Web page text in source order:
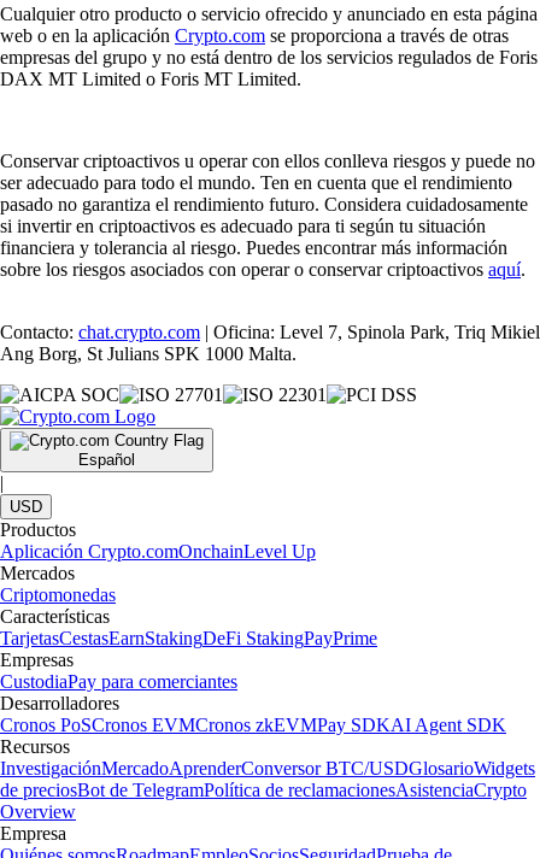
Cualquier otro producto o servicio ofrecido y anunciado en esta página
web o en la aplicación Crypto.com se proporciona a través de otras
empresas del grupo y no está dentro de los servicios regulados de Foris
DAX MT Limited o Foris MT Limited.
Conservar criptoactivos u operar con ellos conlleva riesgos y puede no
ser adecuado para todo el mundo. Ten en cuenta que el rendimiento
pasado no garantiza el rendimiento futuro. Considera cuidadosamente
si invertir en criptoactivos es adecuado para ti según tu situación
financiera y tolerancia al riesgo. Puedes encontrar más información
sobre los riesgos asociados con operar o conservar criptoactivos aquí.
Contacto: chat.crypto.com | Oficina: Level 7, Spinola Park, Triq Mikiel
Ang Borg, St Julians SPK 1000 Malta.
Español
|
USD
Productos
Aplicación Crypto.comOnchainLevel Up
Mercados
Criptomonedas
Características
TarjetasCestasEarnStakingDeFi StakingPayPrime
Empresas
CustodiaPay para comerciantes
Desarrolladores
Cronos PoSCronos EVMCronos zkEVMPay SDKAI Agent SDK
Recursos
InvestigaciónMercadoAprenderConversor BTC/USDGlosarioWidgets
de preciosBot de TelegramPolítica de reclamacionesAsistenciaCrypto
Overview
Empresa